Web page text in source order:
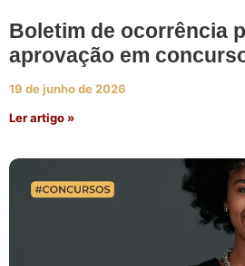
Boletim de ocorrência
aprovação em
19 de junho de 2026
Ler artigo »